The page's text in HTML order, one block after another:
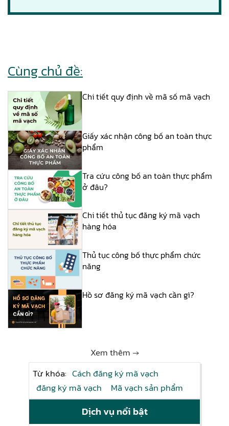
Cùng chủ đề:
Chi tiết quy định về mã số mã vạch
Giấy xác nhận công bố an toàn thực
phẩm
Tra cứu công bố an toàn thực phẩm
ở đâu?
Chi tiết thủ tục đăng ký mã vạch
hàng hóa
Thủ tục công bố thực phẩm chức
năng
Hồ sơ đăng ký mã vạch cần gì?
Xem thêm →
Từ khóa: Cách đăng ký mã vạch
đăng ký mã vạch
Mã vạch sản phẩm
Dịch vụ nổi bật